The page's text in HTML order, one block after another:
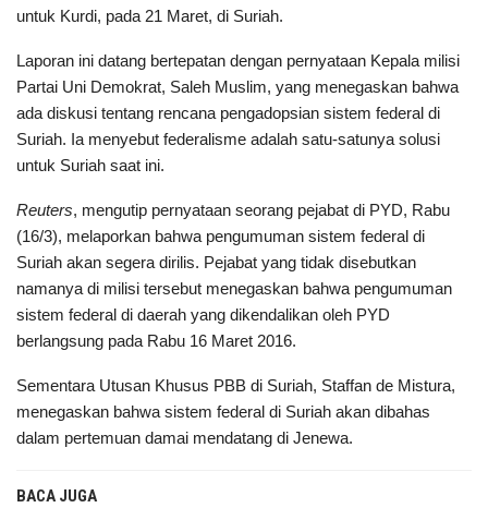
untuk Kurdi, pada 21 Maret, di Suriah.
Laporan ini datang bertepatan dengan pernyataan Kepala milisi
Partai Uni Demokrat, Saleh Muslim, yang menegaskan bahwa
ada diskusi tentang rencana pengadopsian sistem federal di
Suriah. Ia menyebut federalisme adalah satu-satunya solusi
untuk Suriah saat ini.
Reuters, mengutip pernyataan seorang pejabat di PYD, Rabu
(16/3), melaporkan bahwa pengumuman sistem federal di
Suriah akan segera dirilis. Pejabat yang tidak disebutkan
namanya di milisi tersebut menegaskan bahwa pengumuman
sistem federal di daerah yang dikendalikan oleh PYD
berlangsung pada Rabu 16 Maret 2016.
Sementara Utusan Khusus PBB di Suriah, Staffan de Mistura,
menegaskan bahwa sistem federal di Suriah akan dibahas
dalam pertemuan damai mendatang di Jenewa.
BACA JUGA